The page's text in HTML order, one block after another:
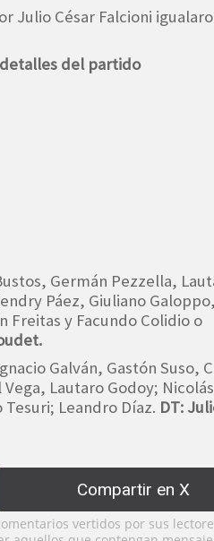
Julio César Falcioni
del partido
Germán Pezzella,
Páez, Giuliano
Freitas y Facundo Colidio o
Galván, Gastón Suso,
Lautaro Godoy; Nicolás
Leandro Díaz. DT:
Compartir en X
vertidos por sus